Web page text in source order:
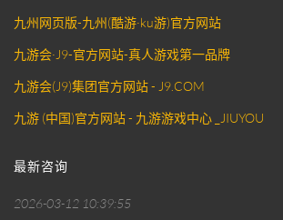
九州网页版-九州(酷游·ku游)官方网站
九游会·J9-官方网站-真人游戏第一品牌
九游会(J9)集团官方网站 - J9.COM
九游 (中国)官方网站 - 九游游戏中心 _JIUYOU
最新咨询
2026-03-12 10:39:55